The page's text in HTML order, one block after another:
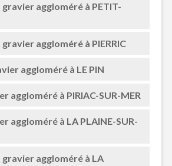
aggloméré à PETIT-
aggloméré à PIERRIC
aggloméré à LE PIN
aggloméré à PIRIAC-SUR-MER
aggloméré à LA PLAINE-SUR-
aggloméré à LA